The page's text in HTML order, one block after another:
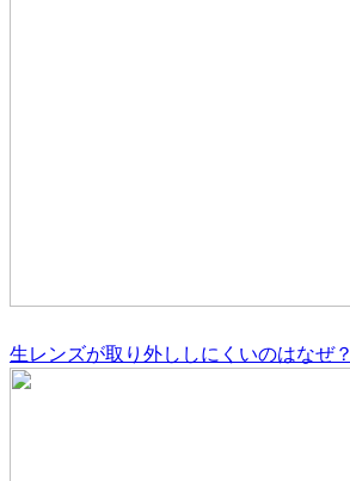
生レンズが取り外ししにくいのはなぜ？